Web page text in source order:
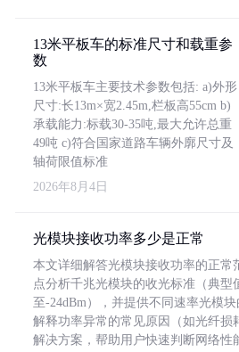
13米平板车的标准尺寸和载重参
数
13米平板车主要技术参数包括: a)外形
尺寸:长13m×宽2.45m,栏板高55cm b)
承载能力:标载30-35吨,最大允许总重
49吨 c)符合国家道路车辆外廓尺寸及
轴荷限值标准
2026年8月4日
光模块接收功率多少是正常
本文详细解答光模块接收功率的正常
点分析千兆光模块的收光标准（典型
至-24dBm），并提供不同速率光模
解释功率异常的常见原因（如光纤损
解决方案，帮助用户快速判断网络性